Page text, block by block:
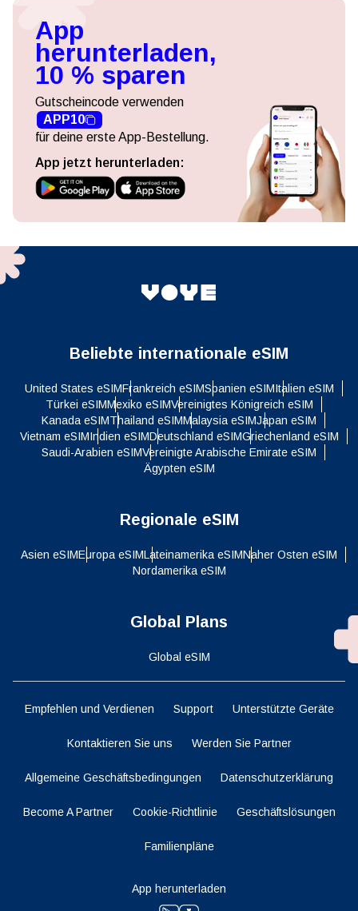
App
herunterladen,
10 % sparen
Gutscheincode verwenden
APP10
für deine erste App-Bestellung.
App jetzt herunterladen:
Beliebte internationale eSIM
United States eSIMFrankreich eSIMSpanien eSIMItalien eSIM
Türkei eSIMMexiko eSIMVereinigtes Königreich eSIM
Kanada eSIMThailand eSIMMalaysia eSIMJapan eSIM
Vietnam eSIMIndien eSIMDeutschland eSIMGriechenland eSIM
Saudi-Arabien eSIMVereinigte Arabische Emirate eSIM
Ägypten eSIM
Regionale eSIM
Asien eSIMEuropa eSIMLateinamerika eSIMNaher Osten eSIM
Nordamerika eSIM
Global Plans
Global eSIM
Empfehlen und Verdienen Support Unterstützte Geräte
Kontaktieren Sie uns Werden Sie Partner
Allgemeine Geschäftsbedingungen Datenschutzerklärung
Become A Partner Cookie-Richtlinie Geschäftslösungen
Familienpläne
App herunterladen